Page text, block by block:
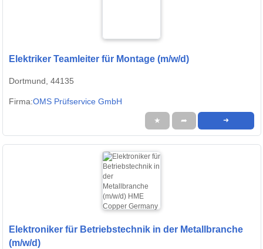
Elektriker Teamleiter für Montage (m/w/d)
Dortmund, 44135
Firma:OMS Prüfservice GmbH
★ ➦ ➜
Elektroniker für Betriebstechnik in der Metallbranche
(m/w/d)